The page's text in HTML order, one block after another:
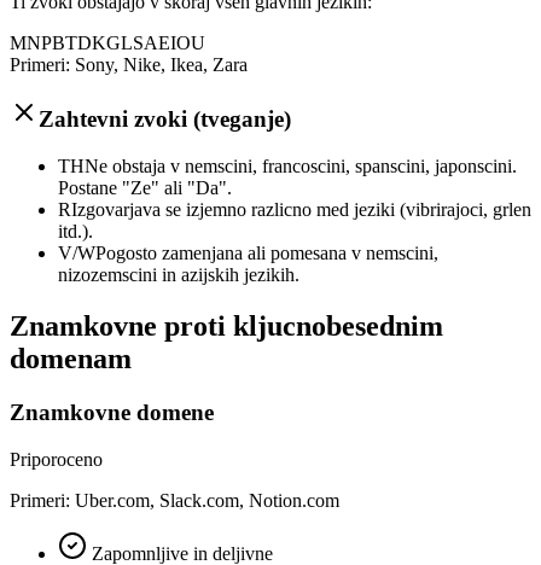
MNPBTDKGLSAEIOU
Primeri: Sony, Nike, Ikea, Zara
Zahtevni zvoki (tveganje)
THNe obstaja v nemscini, francoscini, spanscini, japonscini.
Postane "Ze" ali "Da".
RIzgovarjava se izjemno razlicno med jeziki (vibrirajoci, grlen
itd.).
V/WPogosto zamenjana ali pomesana v nemscini,
nizozemscini in azijskih jezikih.
Znamkovne proti kljucnobesednim
domenam
Znamkovne domene
Priporoceno
Primeri: Uber.com, Slack.com, Notion.com
Zapomnljive in deljivne